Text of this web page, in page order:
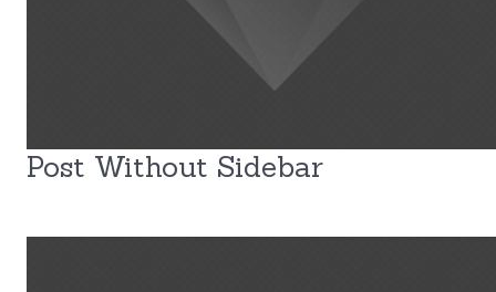
Post Without Sidebar